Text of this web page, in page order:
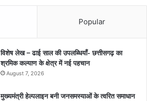
Popular
विशेष लेख – ढाई साल की उपलब्धियाँ- छत्तीसगढ़ का
श्रमिक कल्याण के क्षेत्र में नई पहचान
August 7, 2026
मुख्यमंत्री हेल्पलाइन बनी जनसमस्याओं के त्वरित समाधान